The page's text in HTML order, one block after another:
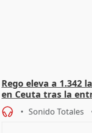
Rego eleva a 1.342
en Ceuta tras la
Sonido Totales